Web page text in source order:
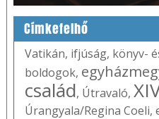
Címkefelhő
Vatikán, ifjúság, könyv-
boldogok,
család, Útravaló,
Úrangyala/Regina Coeli,